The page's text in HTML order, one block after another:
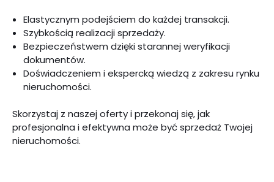
Elastycznym podejściem do każdej transakcji.
Szybkością realizacji sprzedaży.
Bezpieczeństwem dzięki starannej weryfikacji
dokumentów.
Doświadczeniem i ekspercką wiedzą z zakresu rynku
nieruchomości.
Skorzystaj z naszej oferty i przekonaj się, jak
profesjonalna i efektywna może być sprzedaż Twojej
nieruchomości.